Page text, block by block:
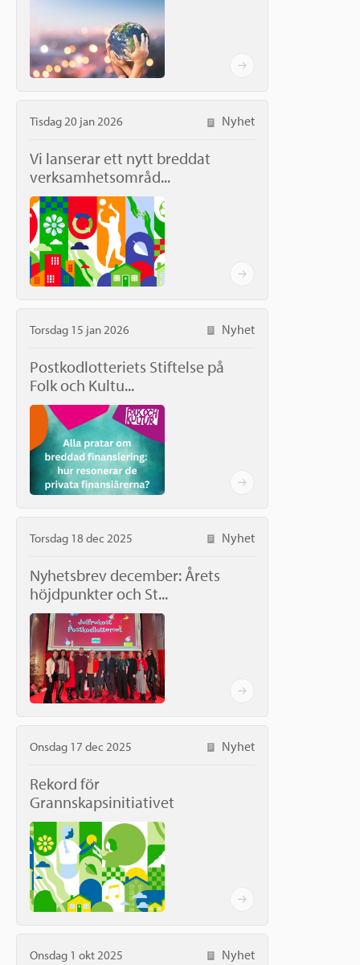
Tisdag 20 jan 2026 Nyhet
Vi lanserar ett nytt breddat
verksamhetsområd...
Torsdag 15 jan 2026 Nyhet
Postkodlotteriets Stiftelse på
Folk och Kultu...
Torsdag 18 dec 2025 Nyhet
Nyhetsbrev december: Årets
höjdpunkter och St...
Onsdag 17 dec 2025 Nyhet
Rekord för
Grannskapsinitiativet
Onsdag 1 okt 2025 Nyhet